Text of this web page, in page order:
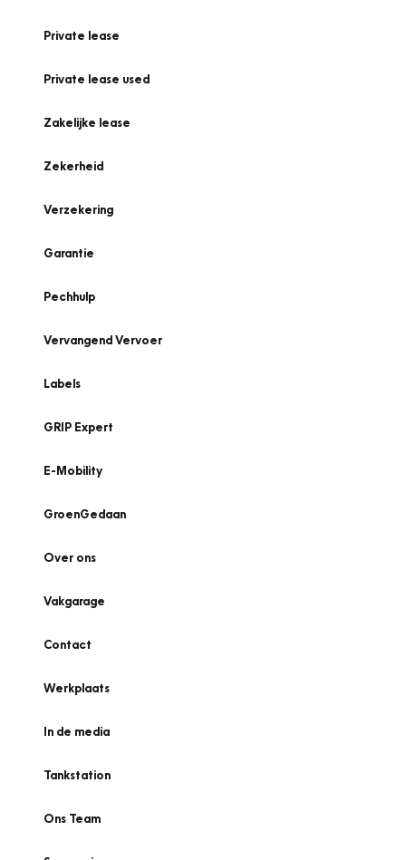
Private lease
Private lease used
Zakelijke lease
Zekerheid
Verzekering
Garantie
Pechhulp
Vervangend Vervoer
Labels
GRIP Expert
E-Mobility
GroenGedaan
Over ons
Vakgarage
Contact
Werkplaats
In de media
Tankstation
Ons Team